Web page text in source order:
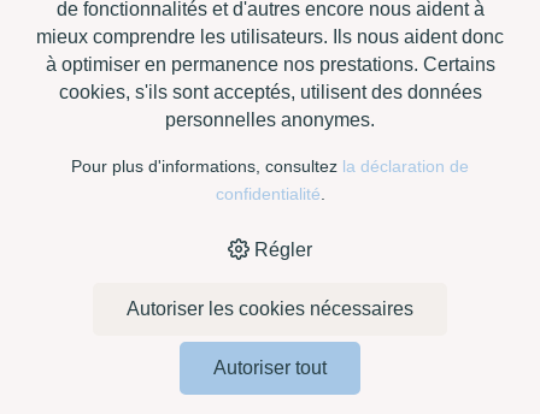
PUROCELL O BIO, SACHET À 0.5 KG
de fonctionnalités et d'autres encore nous aident à
mieux comprendre les utilisateurs. Ils nous aident donc
à optimiser en permanence nos prestations. Certains
cookies, s'ils sont acceptés, utilisent des données
personnelles anonymes.
Pour plus d'informations, consultez la déclaration de
confidentialité
Régler
Autoriser les cookies nécessaires
Autoriser tout